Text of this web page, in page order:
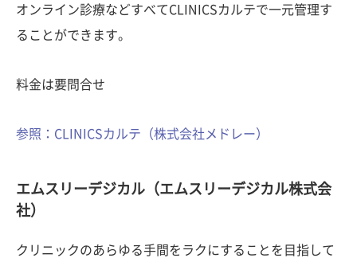
オンライン診療などすべてCLINICSカルテで一元管理す
ることができます。
料金は要問合せ
参照：CLINICSカルテ（株式会社メドレー）
エムスリーデジカル（エムスリーデジカル株式会
社）
クリニックのあらゆる手間をラクにすることを目指して